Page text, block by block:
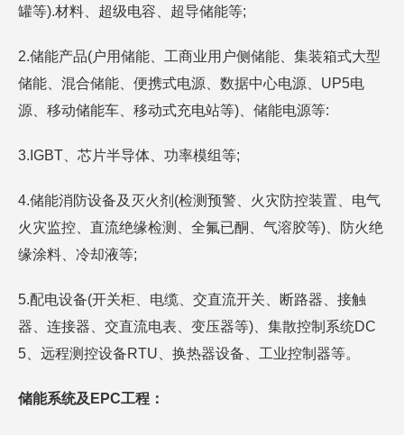
罐等).材料、超级电容、超导储能等;
2.储能产品(户用储能、工商业用户侧储能、集装箱式大型
储能、混合储能、便携式电源、数据中心电源、UP5电
源、移动储能车、移动式充电站等)、储能电源等:
3.IGBT、芯片半导体、功率模组等;
4.储能消防设备及灭火剂(检测预警、火灾防控装置、电气
火灾监控、直流绝缘检测、全氟已酮、气溶胶等)、防火绝
缘涂料、冷却液等;
5.配电设备(开关柜、电缆、交直流开关、断路器、接触
器、连接器、交直流电表、变压器等)、集散控制系统DC
5、远程测控设备RTU、换热器设备、工业控制器等。
储能系统及EPC工程：